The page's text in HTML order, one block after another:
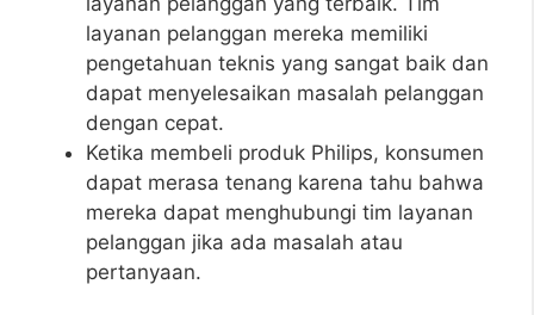
layanan pelanggan mereka memiliki
pengetahuan teknis yang sangat baik dan
dapat menyelesaikan masalah pelanggan
dengan cepat.
Ketika membeli produk Philips, konsumen
dapat merasa tenang karena tahu bahwa
mereka dapat menghubungi tim layanan
pelanggan jika ada masalah atau
pertanyaan.